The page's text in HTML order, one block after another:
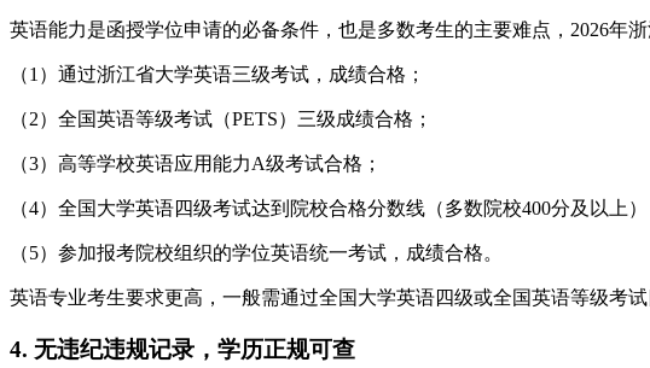
英语能力是函授学位申请的必备条件，也是多数考生的主要难点，2026年
（1）通过浙江省大学英语三级考试，成绩合格；
（2）全国英语等级考试（PETS）三级成绩合格；
（3）高等学校英语应用能力A级考试合格；
（4）全国大学英语四级考试达到院校合格分数线（多数院校400分及以上）
（5）参加报考院校组织的学位英语统一考试，成绩合格。
英语专业考生要求更高，一般需通过全国大学英语四级或全国英语等级考试
4. 无违纪违规记录，学历正规可查